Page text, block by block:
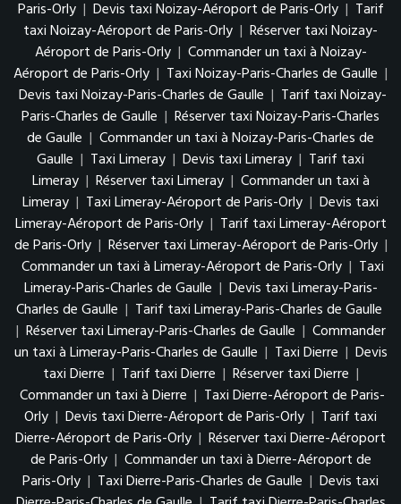
Paris-Orly | Devis taxi Noizay-Aéroport de Paris-Orly | Tarif
taxi Noizay-Aéroport de Paris-Orly | Réserver taxi Noizay-
Aéroport de Paris-Orly | Commander un taxi à Noizay-
Aéroport de Paris-Orly | Taxi Noizay-Paris-Charles de Gaulle |
Devis taxi Noizay-Paris-Charles de Gaulle | Tarif taxi Noizay-
Paris-Charles de Gaulle | Réserver taxi Noizay-Paris-Charles
de Gaulle | Commander un taxi à Noizay-Paris-Charles de
Gaulle | Taxi Limeray | Devis taxi Limeray | Tarif taxi
Limeray | Réserver taxi Limeray | Commander un taxi à
Limeray | Taxi Limeray-Aéroport de Paris-Orly | Devis taxi
Limeray-Aéroport de Paris-Orly | Tarif taxi Limeray-Aéroport
de Paris-Orly | Réserver taxi Limeray-Aéroport de Paris-Orly |
Commander un taxi à Limeray-Aéroport de Paris-Orly | Taxi
Limeray-Paris-Charles de Gaulle | Devis taxi Limeray-Paris-
Charles de Gaulle | Tarif taxi Limeray-Paris-Charles de Gaulle
| Réserver taxi Limeray-Paris-Charles de Gaulle | Commander
un taxi à Limeray-Paris-Charles de Gaulle | Taxi Dierre | Devis
taxi Dierre | Tarif taxi Dierre | Réserver taxi Dierre |
Commander un taxi à Dierre | Taxi Dierre-Aéroport de Paris-
Orly | Devis taxi Dierre-Aéroport de Paris-Orly | Tarif taxi
Dierre-Aéroport de Paris-Orly | Réserver taxi Dierre-Aéroport
de Paris-Orly | Commander un taxi à Dierre-Aéroport de
Paris-Orly | Taxi Dierre-Paris-Charles de Gaulle | Devis taxi